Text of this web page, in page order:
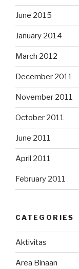
June 2015
January 2014
March 2012
December 2011
November 2011
October 2011
June 2011
April 2011
February 2011
CATEGORIES
Aktivitas
Area Binaan